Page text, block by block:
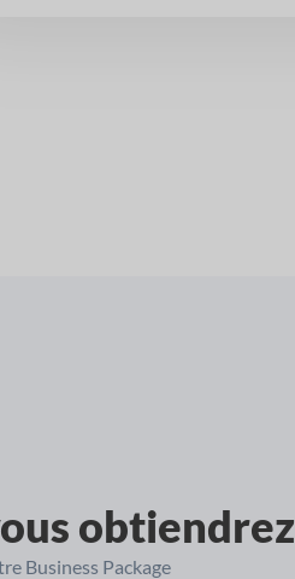
obtiendrez
Business Package